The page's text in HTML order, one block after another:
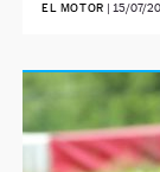
EL MOTOR | 15/07/